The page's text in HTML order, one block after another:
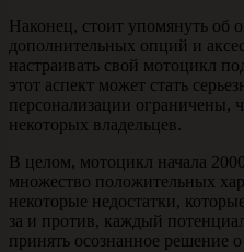
Наконец, стоит упомянуть об
дополнительных опций и
настраивать свой мотоцикл
этот аспект может стать
персонализации ограничены,
некоторых владельцев.
В целом, мотоцикл начала
множество положительных
некоторые недостатки,
за и против, каждый
принять осознанное решение